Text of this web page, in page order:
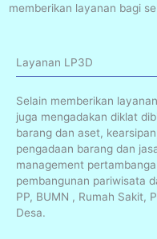
memberikan layanan bagi
Layanan LP3D
Selain memberikan
juga mengadakan diklat
barang dan aset,
pengadaan barang dan
management
pembangunan pariwisata
PP, BUMN , Rumah Sakit,
Desa.